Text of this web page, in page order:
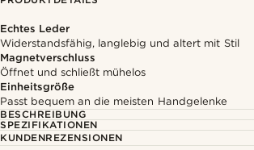
Echtes Leder
Widerstandsfähig, langlebig und altert mit Stil
Magnetverschluss
Öffnet und schließt mühelos
Einheitsgröße
Passt bequem an die meisten Handgelenke
BESCHREIBUNG
SPEZIFIKATIONEN
KUNDENREZENSIONEN